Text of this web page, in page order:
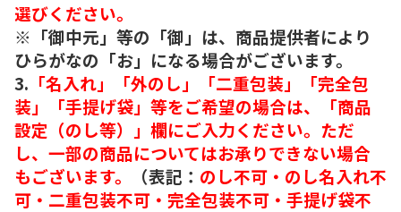
選びください。
※「御中元」等の「御」は、商品提供者により
ひらがなの「お」になる場合がございます。
3. 「名入れ」「外のし」「二重包装」「完全包
装」「手提げ袋」等をご希望の場合は、「商品
設定（のし等）」欄にご入力ください。ただ
し、一部の商品についてはお承りできない場合
もございます。
（表記： のし不可・のし名入れ不
可・二重包装不可・完全包装不可・手提げ袋不